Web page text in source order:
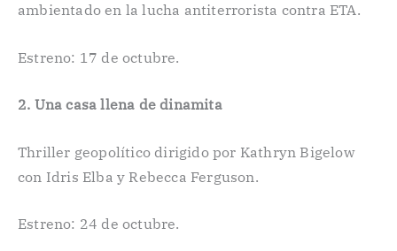
ambientado en la lucha antiterrorista contra ETA.
Estreno: 17 de octubre.
2. Una casa llena de dinamita
Thriller geopolítico dirigido por Kathryn Bigelow
con Idris Elba y Rebecca Ferguson.
Estreno: 24 de octubre.